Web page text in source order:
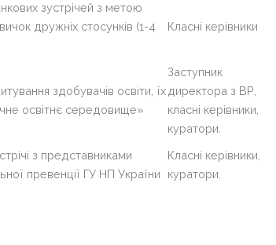
зустрічей з метою
дружніх стосунків (1-4
Класні керівники
здобувачів освіти, їх
освітнє середовище»
Заступник
директора з ВР,
класні керівники,
куратори.
з представниками
превенції ГУ НП України
Класні керівники,
куратори.